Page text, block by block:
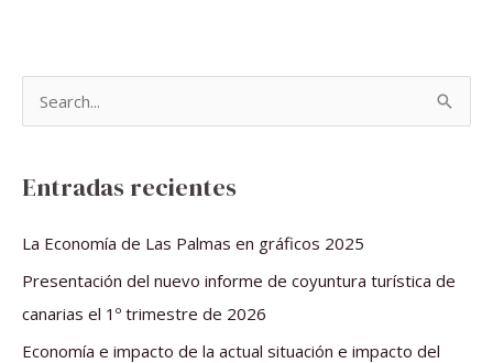
a
r
Entradas recientes
La Economía de Las Palmas en gráficos 2025
Presentación del nuevo informe de coyuntura turística de
canarias el 1º trimestre de 2026
Economía e impacto de la actual situación e impacto del